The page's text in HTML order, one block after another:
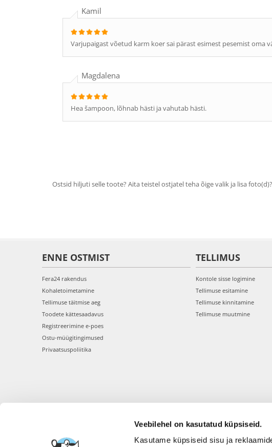
Veebilehel on kasutatud küpsiseid.
Kasutame küpsiseid sisu ja
Kamil
Varjupaigast võetud karm koer sai pärast esimest pesemist oma
Magdalena
Hea šampoon, lõhnab hästi ja vahutab hästi.
Ostsid hiljuti selle toote? Aita teistel ostjatel teha õige valik ja lisa foto(d)?
ENNE OSTMIST
Fera24 rakendus
Kohaletoimetamine
Tellimuse täitmise aeg
Toodete kättesaadavus
Registreerimine e-poes
Ostu-müügitingimused
Privaatsuspoliitika
TELLIMUS
Kontole sisse logimine
Tellimuse esitamine
Tellimuse kinnitamine
Tellimuse muutmine